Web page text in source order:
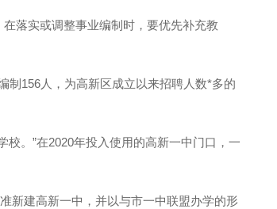
落实或调整事业编制时，要优先补充教
制156人，为高新区成立以来招聘人数*多的
。”在2020年投入使用的高新一中门口，一
新建高新一中，并以与市一中联盟办学的形